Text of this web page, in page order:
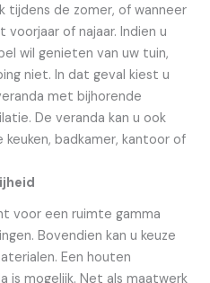
tijdens de zomer, of wanneer
of najaar. Indien u
wil genieten van uw tuin,
niet. In dat geval kiest u
met bijhorende
De veranda kan u ook
badkamer, kantoor of
voor een ruimte gamma
Bovendien kan u keuze
Een houten
is mogelijk. Net als maatwerk